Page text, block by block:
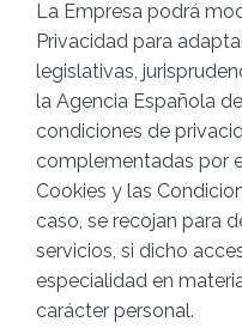
La Empresa podrá
Privacidad para
legislativas,
la Agencia Española
condiciones de
complementadas por
Cookies y las
caso, se recojan para
servicios, si dicho
especialidad en
carácter personal.